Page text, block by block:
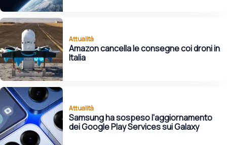
Attualità
Amazon cancella le consegne coi droni in
Italia
Attualità
Samsung ha sospeso l'aggiornamento
dei Google Play Services sui Galaxy